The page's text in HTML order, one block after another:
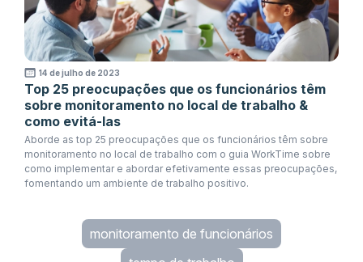
14 de julho de 2023
Top 25 preocupações que os funcionários têm
sobre monitoramento no local de trabalho &
como evitá-las
Aborde as top 25 preocupações que os funcionários têm sobre
monitoramento no local de trabalho com o guia WorkTime sobre
como implementar e abordar efetivamente essas preocupações,
fomentando um ambiente de trabalho positivo.
monitoramento de funcionários